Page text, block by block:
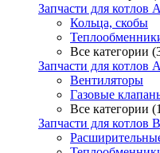
Запчасти для котлов
Кольца, скобы
Все категории
Запчасти для котлов
Вентиляторы
Газовые
Все категории
Запчасти для котлов